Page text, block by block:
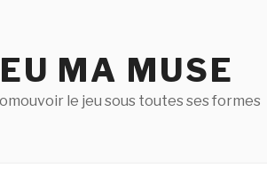
MA MUSE
le jeu sous toutes ses formes